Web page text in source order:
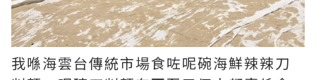
我喺海雲台傳統市場食咗呢碗海鮮辣辣刀